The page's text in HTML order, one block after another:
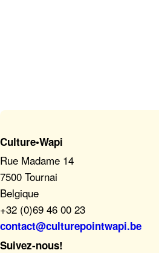
Culture•Wapi
Rue Madame 14
7500 Tournai
Belgique
+32 (0)69 46 00 23
contact@culturepointwapi.be
Suivez-nous!